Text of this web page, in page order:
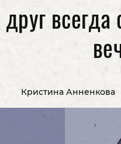
Кристина Анненкова